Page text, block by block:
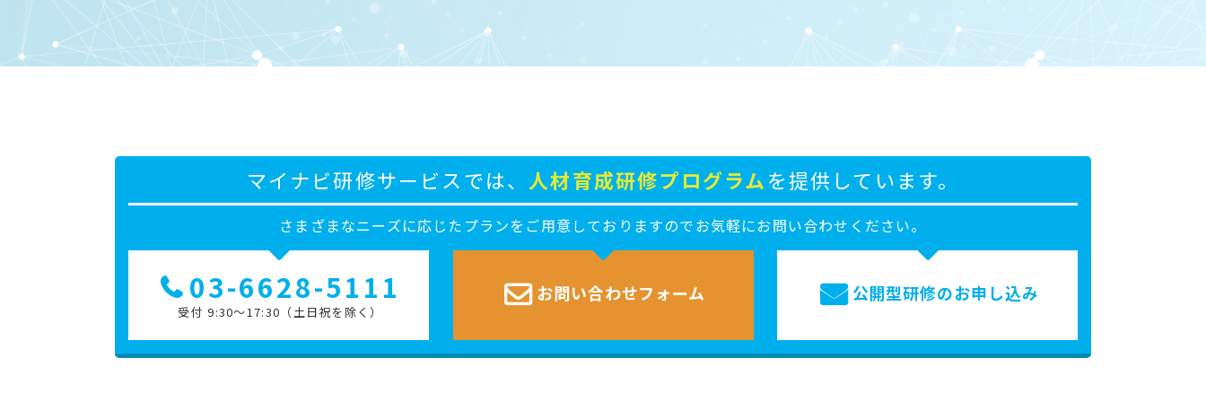
マイナビ研修サービスでは、 人材育成研修プログラムを提供しています。
さまざまなニーズに応じたプランをご用意しておりますのでお気軽にお問い合わせください。
03-6628-5111
受付 9:30～17:30（土日祝を除く）
お問い合わせフォーム 公開型研修のお申し込み